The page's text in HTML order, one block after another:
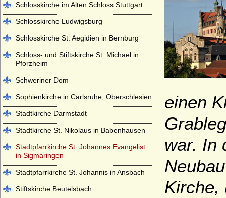
einen
war. In
Kirche,
Schlosskirche im Alten Schloss Stuttgart
Schlosskirche Ludwigsburg
Schlosskirche St. Aegidien in Bernburg
Schloss- und Stiftskirche St. Michael in
Pforzheim
Schweriner Dom
Sophienkirche in Carlsruhe, Oberschlesien
Stadtkirche Darmstadt
Stadtkirche St. Nikolaus in Babenhausen
Stadtpfarrkirche St. Johannes Evangelist
in Sigmaringen
Stadtpfarrkirche St. Johannis in Ansbach
Stiftskirche Beutelsbach